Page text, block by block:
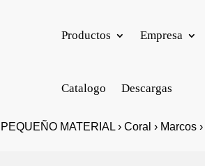
Productos Empresa
Catalogo Descargas
PEQUEÑO MATERIAL › Coral › Marcos